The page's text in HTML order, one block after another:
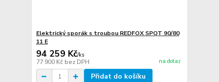
Elektrický sporák s troubou REDFOX SPQT 90/80
11 E
94 259 Kč/ks
77 900 Kč bez DPH na dotaz
Přidat do košíku